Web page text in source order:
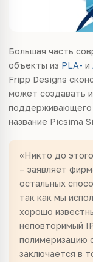
Большая часть
объекты из PLA- и
Fripp Designs
может создавать
поддерживающего
название Picsima
«Никто до
– заявляет
остальных
так как мы
хорошо
неповторимый
полимеризацию
заключается в